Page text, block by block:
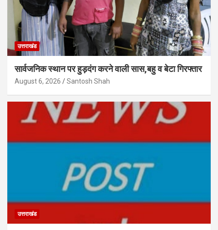
उत्तराखंड
सार्वजनिक स्थान पर हुड़दंग करने वाली सास,बहु व बेटा गिरफ्तार
August 6, 2026 Santosh Shah
उत्तराखंड